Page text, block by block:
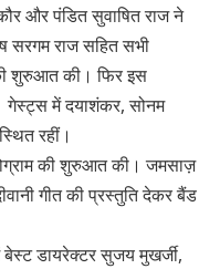
और पंडित सुवाषित राज ने
सरगम राज सहित सभी
शुरुआत की। फिर इस
गेस्ट्स में दयाशंकर, सोनम
रहीं।
की शुरुआत की। जमसाज़
गीत की प्रस्तुति देकर बैंड
बेस्ट डायरेक्टर सुजय मुखर्जी,